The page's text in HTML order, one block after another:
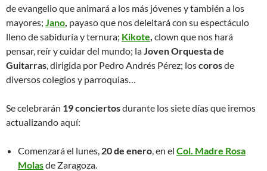
de evangelio que animará a los más jóvenes y también a los
mayores; Jano payaso que nos deleitará con su espectáculo
lleno de sabiduría y ternura; Kikote clown que nos hará
pensar, reír y cuidar del mundo; la Joven Orquesta de
Guitarras , dirigida por Pedro Andrés Pérez; loscorosde
diversos colegios y parroquias…
Se celebrarán 19 conciertosdurante los siete días que iremos
actualizando aquí:
Comenzará el lunes, 20 de enero , en el Col. Madre Rosa
Molasde Zaragoza.